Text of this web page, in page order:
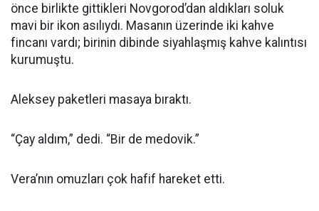
önce birlikte gittikleri Novgorod’dan aldıkları soluk
mavi bir ikon asılıydı. Masanın üzerinde iki kahve
fincanı vardı; birinin dibinde siyahlaşmış kahve kalıntısı
kurumuştu.
Aleksey paketleri masaya bıraktı.
“Çay aldım,” dedi. “Bir de medovik.”
Vera’nın omuzları çok hafif hareket etti.